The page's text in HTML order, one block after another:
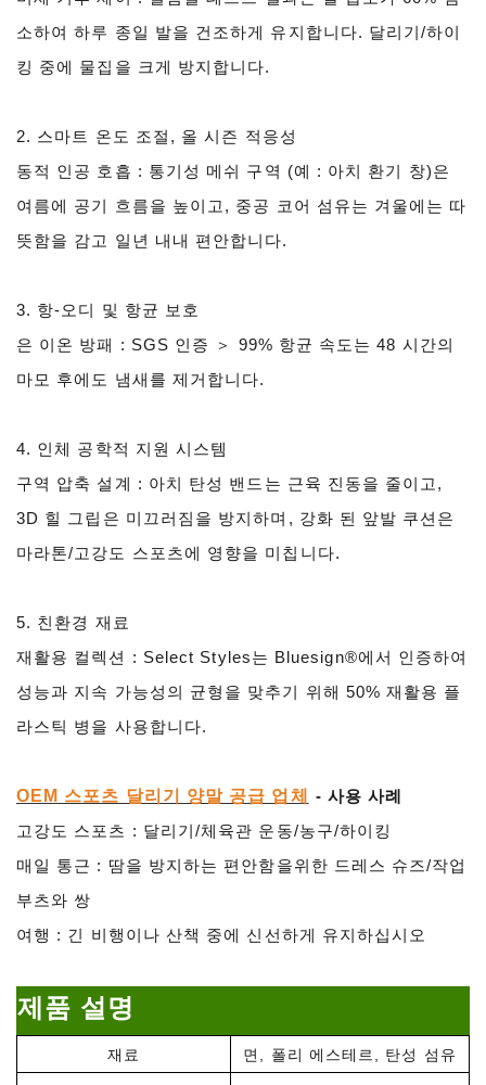
소하여 하루 종일 발을 건조하게 유지합니다. 달리기/하이
킹 중에 물집을 크게 방지합니다.
2. 스마트 온도 조절, 올 시즌 적응성
동적 인공 호흡 : 통기성 메쉬 구역 (예 : 아치 환기 창)은
여름에 공기 흐름을 높이고, 중공 코어 섬유는 겨울에는 따
뜻함을 감고 일년 내내 편안합니다.
3. 항-오디 및 항균 보호
은 이온 방패 : SGS 인증 ＞ 99% 항균 속도는 48 시간의
마모 후에도 냄새를 제거합니다.
4. 인체 공학적 지원 시스템
구역 압축 설계 : 아치 탄성 밴드는 근육 진동을 줄이고,
3D 힐 그립은 미끄러짐을 방지하며, 강화 된 앞발 쿠션은
마라톤/고강도 스포츠에 영향을 미칩니다.
5. 친환경 재료
재활용 컬렉션 : Select Styles는 Bluesign®에서 인증하여
성능과 지속 가능성의 균형을 맞추기 위해 50% 재활용 플
라스틱 병을 사용합니다.
OEM 스포츠 달리기 양말 공급 업체
- 사용 사례
고강도 스포츠 : 달리기/체육관 운동/농구/하이킹
매일 통근 : 땀을 방지하는 편안함을위한 드레스 슈즈/작업
부츠와 쌍
여행 : 긴 비행이나 산책 중에 신선하게 유지하십시오
제품 설명
재료 면, 폴리 에스테르, 탄성 섬유